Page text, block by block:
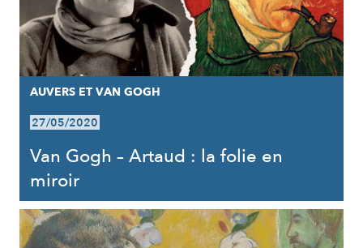
AUVERS ET VAN GOGH
27/05/2020
Van Gogh – Artaud : la folie en
miroir